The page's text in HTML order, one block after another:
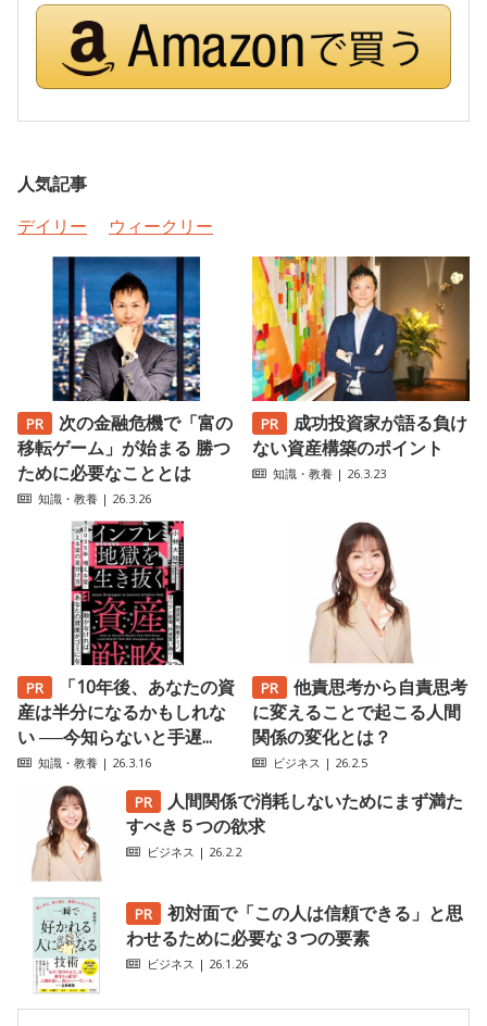
人気記事
デイリー
ウィークリー
次の金融危機で「富の
移転ゲーム」が始まる 勝つ
ために必要なこととは
知識・教養 | 26.3.26
成功投資家が語る負け
ない資産構築のポイント
知識・教養 | 26.3.23
「10年後、あなたの資
産は半分になるかもしれな
い ──今知らないと手遅...
知識・教養 | 26.3.16
他責思考から自責思考
に変えることで起こる人間
関係の変化とは？
ビジネス | 26.2.5
人間関係で消耗しないためにまず満た
すべき５つの欲求
ビジネス | 26.2.2
初対面で「この人は信頼できる」と思
わせるために必要な３つの要素
ビジネス | 26.1.26